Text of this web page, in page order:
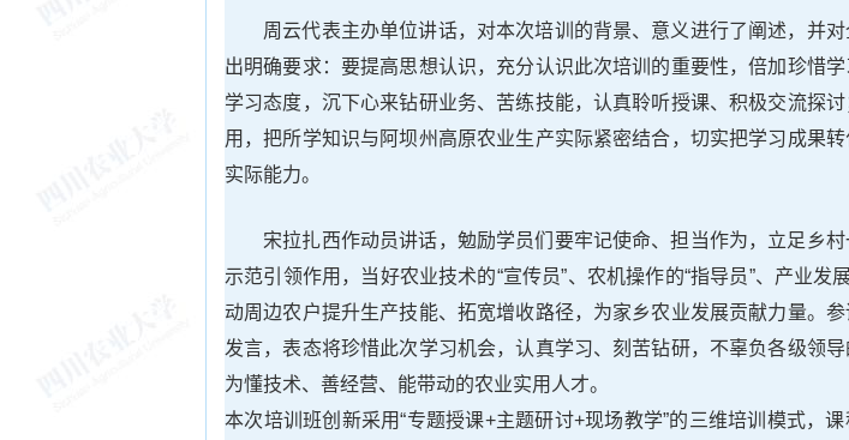
周云代表主办单位讲话，对本次培训的背景、意义进行了阐述，并
出明确要求：要提高思想认识，充分认识此次培训的重要性，倍加珍惜
学习态度，沉下心来钻研业务、苦练技能，认真聆听授课、积极交流探
用，把所学知识与阿坝州高原农业生产实际紧密结合，切实把学习成果
实际能力。
宋拉扎西作动员讲话，勉励学员们要牢记使命、担当作为，立足乡
示范引领作用，当好农业技术的“宣传员”、农机操作的“指导员”、产业发
动周边农户提升生产技能、拓宽增收路径，为家乡农业发展贡献力量。
发言，表态将珍惜此次学习机会，认真学习、刻苦钻研，不辜负各级领
为懂技术、善经营、能带动的农业实用人才。
本次培训班创新采用“专题授课+主题研讨+现场教学”的三维培训模式，